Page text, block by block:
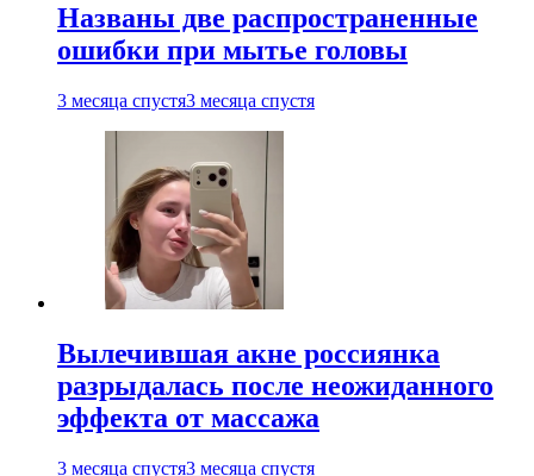
Названы две распространенные
ошибки при мытье головы
3 месяца спустя3 месяца спустя
Вылечившая акне россиянка
разрыдалась после неожиданного
эффекта от массажа
3 месяца спустя3 месяца спустя